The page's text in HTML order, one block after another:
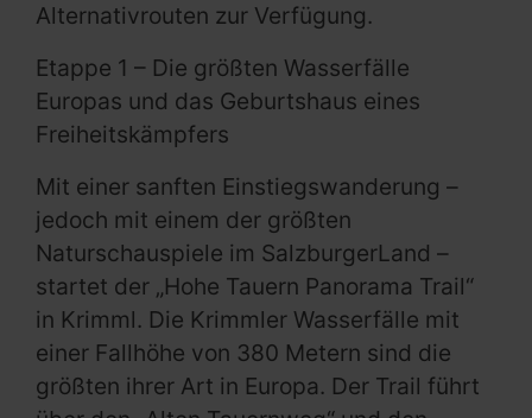
Alternativrouten zur Verfügung.
Etappe 1 – Die größten Wasserfälle
Europas und das Geburtshaus eines
Freiheitskämpfers
Mit einer sanften Einstiegswanderung –
jedoch mit einem der größten
Naturschauspiele im SalzburgerLand –
startet der „Hohe Tauern Panorama Trail“
in Krimml. Die Krimmler Wasserfälle mit
einer Fallhöhe von 380 Metern sind die
größten ihrer Art in Europa. Der Trail führt